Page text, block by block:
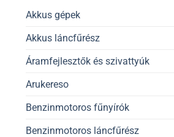
Akkus gépek
Akkus láncfűrész
Áramfejlesztők és szivattyúk
Arukereso
Benzinmotoros fűnyírók
Benzinmotoros láncfűrész